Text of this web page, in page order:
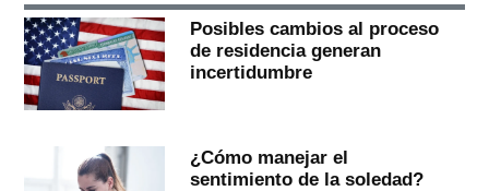
Posibles cambios al proceso
de residencia generan
incertidumbre
¿Cómo manejar el
sentimiento de la soledad?